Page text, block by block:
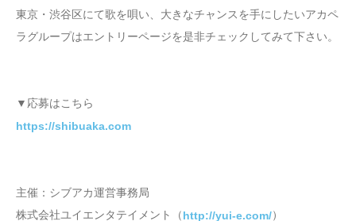
東京・渋谷区にて歌を唄い、大きなチャンスを手にしたいアカペ
ラグループはエントリーページを是非チェックしてみて下さい。
▼応募はこちら
https://shibuaka.com
主催：シブアカ運営事務局
株式会社ユイエンタテイメント（http://yui-e.com/）